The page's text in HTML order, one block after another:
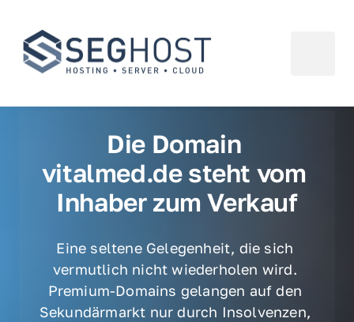
Die Domain
vitalmed.de steht vom
Inhaber zum Verkauf
Eine seltene Gelegenheit, die sich
vermutlich nicht wiederholen wird.
Premium-Domains gelangen auf den
Sekundärmarkt nur durch Insolvenzen,